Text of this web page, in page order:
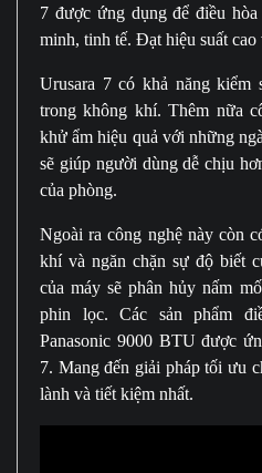
7 được ứng dụng để điều
minh, tinh tế. Đạt hiệu suất
Urusara 7 có khả năng kiểm
trong không khí. Thêm nữa
khử ẩm hiệu quả với những
sẽ giúp người dùng dễ chịu
của phòng.
Ngoài ra công nghệ này còn
khí và ngăn chặn sự độ biết
của máy sẽ phân hủy nấm
phin lọc. Các sản phẩm
Panasonic 9000 BTU được
7. Mang đến giải pháp tối ưu
lành và tiết kiệm nhất.